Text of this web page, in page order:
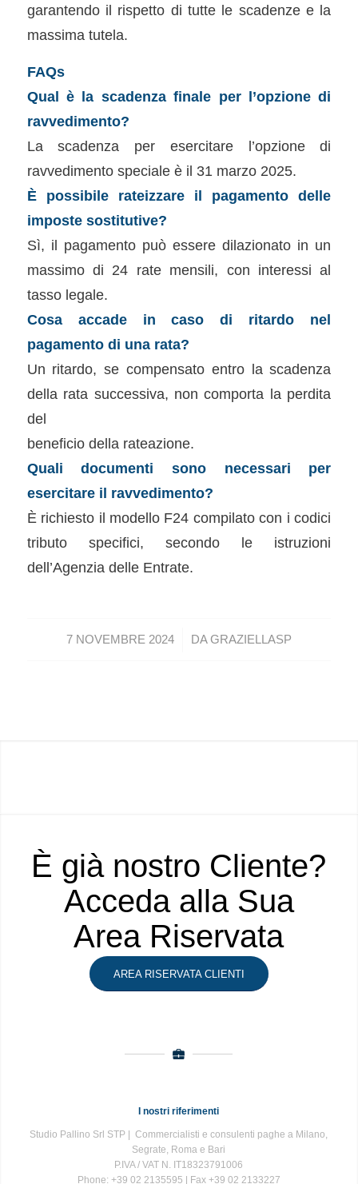
garantendo il rispetto di tutte le scadenze e la
massima tutela.
FAQs
Qual è la scadenza finale per l’opzione di
ravvedimento?
La scadenza per esercitare l’opzione di
ravvedimento speciale è il 31 marzo 2025.
È possibile rateizzare il pagamento delle
imposte sostitutive?
Sì, il pagamento può essere dilazionato in un
massimo di 24 rate mensili, con interessi al
tasso legale.
Cosa accade in caso di ritardo nel
pagamento di una rata?
Un ritardo, se compensato entro la scadenza
della rata successiva, non comporta la perdita
del
beneficio della rateazione.
Quali documenti sono necessari per
esercitare il ravvedimento?
È richiesto il modello F24 compilato con i codici
tributo specifici, secondo le istruzioni
dell’Agenzia delle Entrate.
7 NOVEMBRE 2024
/ DAGRAZIELLASP
È già nostro Cliente?
Acceda alla Sua
Area Riservata
AREA RISERVATA CLIENTI
I nostri riferimenti
Studio Pallino Srl STP | Commercialisti e consulenti paghe a Milano,
Segrate, Roma e Bari
P.IVA / VAT N. IT18323791006
Phone: +39 02 2135595 | Fax +39 02 2133227